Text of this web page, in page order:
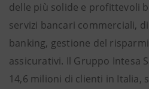
delle più solide e profittevoli
servizi bancari commerciali,
banking, gestione del
assicurativi. Il Gruppo Intesa
14,6 milioni di clienti in Italia,